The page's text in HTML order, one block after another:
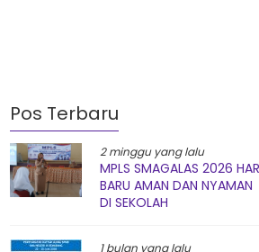
Pos Terbaru
2 minggu yang lalu
MPLS SMAGALAS 2026
BARU AMAN DAN NYAMAN
DI SEKOLAH
1 bulan yang lalu